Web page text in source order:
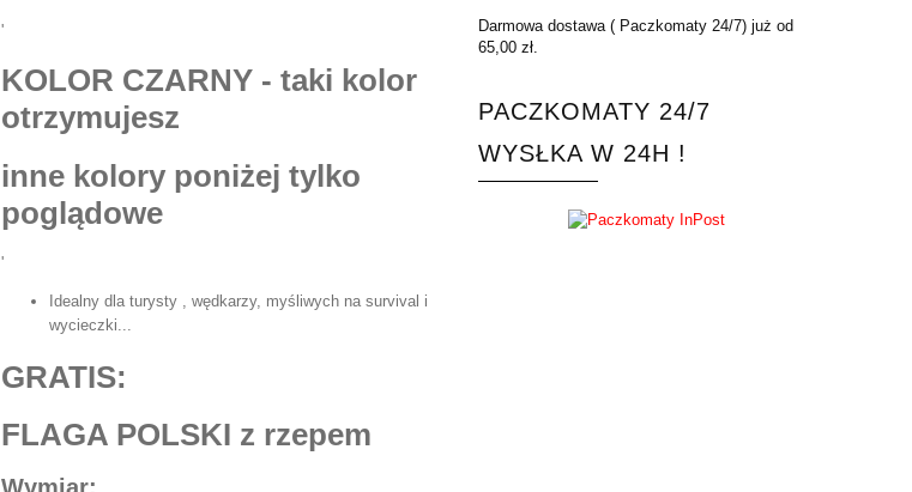
'
KOLOR CZARNY - taki kolor
otrzymujesz
inne kolory poniżej tylko
poglądowe
'
Idealny dla turysty , wędkarzy, myśliwych na survival i
wycieczki...
GRATIS:
FLAGA POLSKI z rzepem
Darmowa dostawa ( Paczkomaty 24/7) już od
65,00 zł.
PACZKOMATY 24/7
WYSŁKA W 24H !